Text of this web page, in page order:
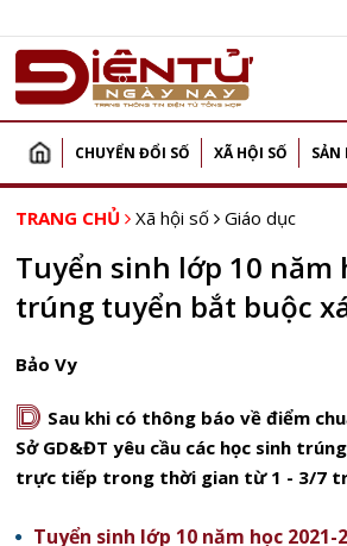
CHUYỂN ĐỔI SỐ XÃ HỘI SỐ SẢN
TRANG CHỦ Xã hội số Giáo dục
Tuyển sinh lớp 10 năm
trúng tuyển bắt buộc
Bảo Vy
D Sau khi có thông báo về điểm
Sở GD&ĐT yêu cầu các học sinh
trực tiếp trong thời gian từ 1 - 3/7
Tuyển sinh lớp 10 năm học